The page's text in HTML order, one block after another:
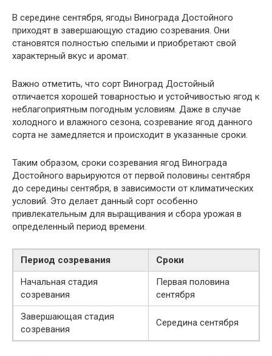
В середине сентября, ягоды Винограда Достойного
приходят в завершающую стадию созревания. Они
становятся полностью спелыми и приобретают свой
характерный вкус и аромат.
Важно отметить, что сорт Виноград Достойный
отличается хорошей товарностью и устойчивостью ягод к
неблагоприятным погодным условиям. Даже в случае
холодного и влажного сезона, созревание ягод данного
сорта не замедляется и происходит в указанные сроки.
Таким образом, сроки созревания ягод Винограда
Достойного варьируются от первой половины сентября
до середины сентября, в зависимости от климатических
условий. Это делает данный сорт особенно
привлекательным для выращивания и сбора урожая в
определенный период времени.
Период созревания
Сроки
Начальная стадия
созревания
Первая половина
сентября
Завершающая стадия
созревания
Середина сентября